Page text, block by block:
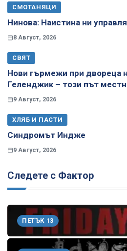
СМОТАНЯЦИ
Нинова: Наистина ни
8 Август, 2026
СВЯТ
Нови гърмежи при двореца
Геленджик – този път
9 Август, 2026
ХЛЯБ И ПАСТИ
Синдромът Индже
9 Август, 2026
Следете с Фактор
ПЕТЪК 13